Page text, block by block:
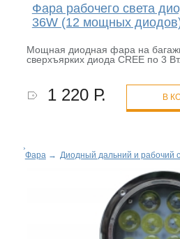
Фара рабочего света
36W (12 мощных
Мощная диодная фара на
сверхъярких диода CREE по 3 Вт.
1 220 Р. В
Фара → Диодный дальний и рабочий